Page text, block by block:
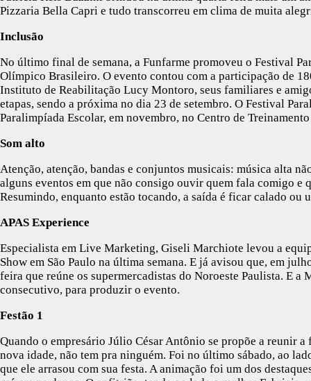
Pizzaria Bella Capri e tudo transcorreu em clima de muita
Inclusão
No último final de semana, a Funfarme promoveu o Festival
Olímpico Brasileiro. O evento contou com a participação de
Instituto de Reabilitação Lucy Montoro, seus familiares e
etapas, sendo a próxima no dia 23 de setembro. O Festival
Paralimpíada Escolar, em novembro, no Centro de
Som alto
Atenção, atenção, bandas e conjuntos musicais: música alta
alguns eventos em que não consigo ouvir quem fala comigo e
Resumindo, enquanto estão tocando, a saída é ficar calado ou
APAS Experience
Especialista em Live Marketing, Giseli Marchiote levou a
Show em São Paulo na última semana. E já avisou que, em
feira que reúne os supermercadistas do Noroeste Paulista. E
consecutivo, para produzir o evento.
Festão 1
Quando o empresário Júlio César Antônio se propõe a reunir
nova idade, não tem pra ninguém. Foi no último sábado, ao
que ele arrasou com sua festa. A animação foi um dos